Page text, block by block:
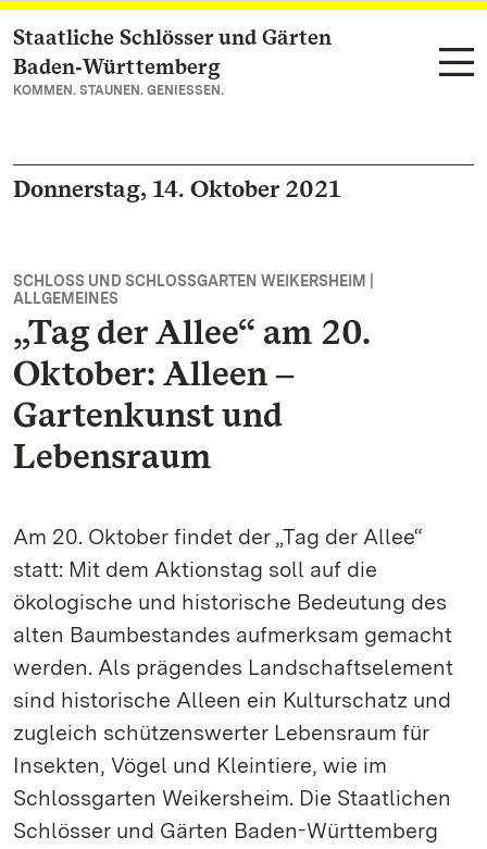
Zum Hauptinhalt springen
Staatliche Schlösser und Gärten
Baden‑Württemberg
KOMMEN. STAUNEN. GENIESSEN.
Donnerstag, 14. Oktober 2021
SCHLOSS UND SCHLOSSGARTEN WEIKERSHEIM |
ALLGEMEINES
„Tag der Allee“ am 20.
Oktober: Alleen ‒
Gartenkunst und
Lebensraum
Am 20. Oktober findet der „Tag der Allee“
statt: Mit dem Aktionstag soll auf die
ökologische und historische Bedeutung des
alten Baumbestandes aufmerksam gemacht
werden. Als prägendes Landschaftselement
sind historische Alleen ein Kulturschatz und
zugleich schützenswerter Lebensraum für
Insekten, Vögel und Kleintiere, wie im
Schlossgarten Weikersheim. Die Staatlichen
Schlösser und Gärten Baden-Württemberg